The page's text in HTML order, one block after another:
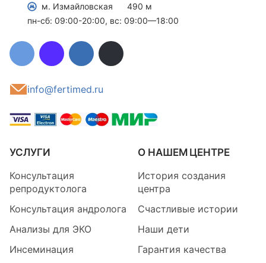
м. Измайловская
490 м
пн-сб: 09:00-20:00, вс: 09:00—18:00
info@fertimed.ru
УСЛУГИ
Консультация
репродуктолога
Консультация андролога
Анализы для ЭКО
Инсеминация
О НАШЕМ ЦЕНТРЕ
История создания
центра
Счастливые истории
Наши дети
Гарантия качества